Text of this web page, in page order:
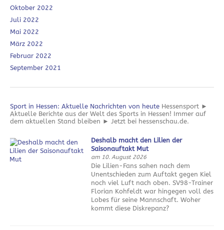
Oktober 2022
Juli 2022
Mai 2022
März 2022
Februar 2022
September 2021
Sport in Hessen: Aktuelle Nachrichten von heute Hessensport ►
Aktuelle Berichte aus der Welt des Sports in Hessen! Immer auf
dem aktuellen Stand bleiben ► Jetzt bei hessenschau.de.
Deshalb macht den Lilien der
Saisonauftakt Mut
am 10. August 2026
Die Lilien-Fans sahen nach dem
Unentschieden zum Auftakt gegen Kiel
noch viel Luft nach oben. SV98-Trainer
Florian Kohfeldt war hingegen voll des
Lobes für seine Mannschaft. Woher
kommt diese Diskrepanz?